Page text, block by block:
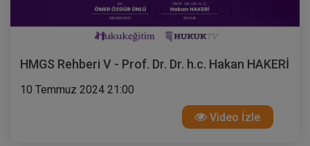
HMGS Rehberi V - Prof. Dr. Dr. h.c. Hakan HAKERİ
10 Temmuz 2024 21:00
Video İzle